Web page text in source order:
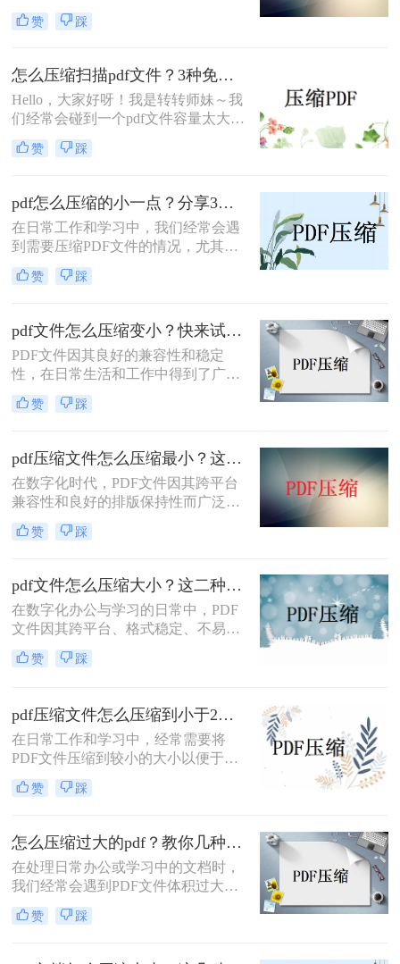
专业的PDF文件进行压缩。那么怎么
pdf压缩？
常工作和生活中得到了广泛应用。然
而，有时我们会遇到PDF文件体积过
间，还影响了文件的传输速度。因
此，学会pdf文件太大如何压缩变得尤
为重要。本文将介绍几种常用的PDF
文件压缩方法，帮助您轻松解决PDF
文件过大的问题。
赞 踩
怎么压缩扫描pdf文件？3种免费压缩PDF的方法！
Hello，大家好呀！我是转转师妹～我
们经常会碰到一个pdf文件容量太大了
的问题，pdf文件太大占用空间，打开
进行浏览也会很卡。其实针对怎么压
了我很久，今天给大家介绍一下压缩
pdf文件的具体方法。
赞 踩
pdf怎么压缩的小一点？分享3种高效压缩方法！
在日常工作和学习中，我们经常会遇
到需要压缩PDF文件的情况，尤其是
当文件体积过大，不便于分享、存储
或上传时。那么pdf怎么压缩的小一点
文件压缩方法，帮助读者轻松将PDF
文件压缩得更小。
赞 踩
pdf文件怎么压缩变小？快来试一试这三种方法吧！
PDF文件因其良好的兼容性和稳定
性，在日常生活和工作中得到了广泛
应用。然而，随着PDF文件内容的增
加，文件体积也可能变得相当庞大，
响了文件的传输速度。因此，将PDF
文件压缩变小成为了一个常见的需
求。那么pdf文件怎么压缩变小呢？本
文将介绍几种常见的PDF文件压缩方
法，帮助您轻松实现PDF文件的压
缩。
赞 踩
pdf压缩文件怎么压缩最小？这两个方法帮你解决问题！
在数字化时代，PDF文件因其跨平台
兼容性和良好的排版保持性而广泛应
用于各种场合。然而，随着文件内容
的增加，PDF文件的大小也可能迅速
便。因此，将PDF文件压缩到最小变
得尤为重要。那么pdf压缩文件怎么压
缩最小呢？本文将详细介绍几种将
PDF文件压缩到最小的方法，帮助用
户高效管理PDF文件。
赞 踩
pdf文件怎么压缩大小？这二种实用方法值得一试！
在数字化办公与学习的日常中，PDF
文件因其跨平台、格式稳定、不易被
篡改等特点而广受欢迎。然而，随着
文档内容的丰富和图片、图表等多媒
得庞大，给分享、存储和上传带来了
不便。因此，学会如何有效压缩PDF
文件大小成为了许多人需要掌握的技
能。那么pdf文件怎么压缩大小呢？本
文将详细介绍几种常见的PDF文件压
缩方法，帮助读者轻松应对这一问
赞 踩
pdf压缩文件怎么压缩到小于2M？这三种方式轻松压缩！
​在日常工作和学习中，经常需要将
PDF文件压缩到较小的大小以便于分
享、存储或节省空间。将PDF文件压
缩到小于2M是一个常见的需求，那么
以下是一些实现这一目标的有效方
法。
赞 踩
怎么压缩过大的pdf？教你几种快速压缩的方法！
在处理日常办公或学习中的文档时，
我们经常会遇到PDF文件体积过大的
问题，这不仅占用了大量的存储空
间，还影响了文件的传输速度。因
重要。以下是一些常用的方法来压缩
赞 踩